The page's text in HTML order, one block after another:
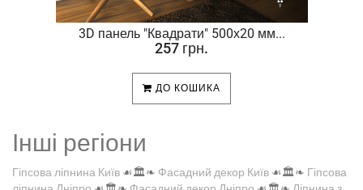
3D панель "Квадрати" 500х20 мм...
257 грн.
ДО КОШИКА
Інші регіони
Гіпсова ліпнина Київ ☙🏛️❧ Фасадний декор Київ ☙🏛️❧ Гіпсова